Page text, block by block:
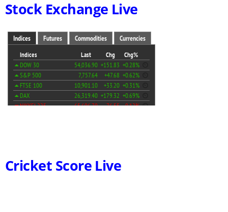
Stock Exchange Live
Cricket Score Live